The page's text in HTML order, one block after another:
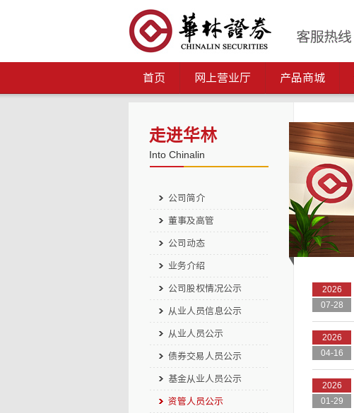
首页 网上营业厅 产品商城
走进华林
Into Chinalin
公司简介
董事及高管
公司动态
业务介绍
公司股权情况公示
从业人员信息公示
从业人员公示
债券交易人员公示
基金从业人员公示
资管人员公示
2026
07-28
2026
04-16
2026
01-29